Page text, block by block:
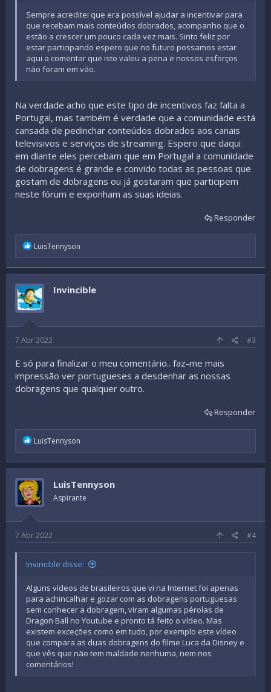
Sempre acreditei que era possível ajudar a incentivar para
que recebam mais conteúdos dobrados, acompanho que o
estão a crescer um pouco cada vez mais. Sinto feliz por
estar participando espero que no futuro possamos estar
aqui a comentar que isto valeu a pena e nossos esforços
não foram em vão.
Na verdade acho que este tipo de incentivos faz falta a
Portugal, mas também é verdade que a comunidade está
cansada de pedinchar conteúdos dobrados aos canais
televisivos e serviços de streaming. Espero que daqui
em diante eles percebam que em Portugal a comunidade
de dobragens é grande e convido todas as pessoas que
gostam de dobragens ou já gostaram que participem
neste fórum e exponham as suas ideias.
Responder
R
c
t
i
o
n
s
LuisTennyson
Invincible
7 Abr 2022 #3
E só para finalizar o meu comentário.. faz-me mais
impressão ver portugueses a desdenhar as nossas
dobragens que qualquer outro.
Responder
R
c
t
i
o
n
s
LuisTennyson
LuisTennyson
Aspirante
7 Abr 2022 #4
Invincible disse:
Alguns vídeos de brasileiros que vi na Internet foi apenas
para achincalhar e gozar com as dobragens portuguesas
sem conhecer a dobragem, viram algumas pérolas de
Dragon Ball no Youtube e pronto tá feito o vídeo. Mas
existem exceções como em tudo, por exemplo este vídeo
que compara as duas dobragens do filme Luca da Disney e
que vês que não tem maldade nenhuma, nem nos
comentários!